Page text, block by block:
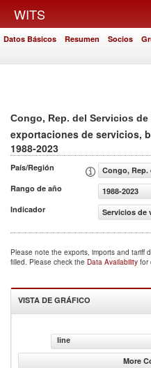
WITS
Datos Básicos Resumen Socios
Congo, Rep. del Servicios de
exportaciones de servicios,
1988-2023
País/Región
Congo, Rep.
Rango de año
1988-2023
Indicador
Servicios de
Please note the exports, imports and
filled. Please check the Data Availability for
VISTA DE GRÁFICO
line
More